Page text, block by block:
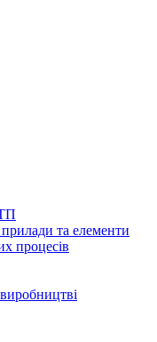
та елементи
процесів